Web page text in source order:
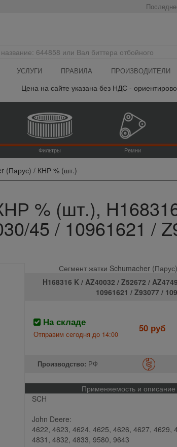
УСЛУГИ ПРАВИЛА ПРОИЗВОДИТЕЛИ
Цена на сайте указана без НДС -
Фильтры Ремни
(Парус) / КНР % (шт.)
% (шт.),
45 / 10961621 /
Сегмент жатки Schumacher
H168316 K / AZ40032 / Z52672 /
10961621 / Z93077 /
На складе
Отправим сегодня до 14:00
50 руб
Производство: РФ
Применяемость и описание
SCH
John Deere:
4622, 4623, 4624, 4625, 4626, 4627, 4629,
4831, 4832, 4833, 9580, 9643